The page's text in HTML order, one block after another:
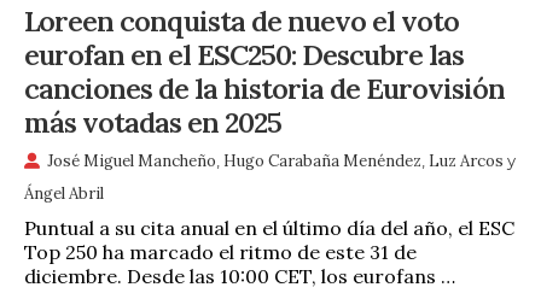
Loreen conquista de nuevo el voto
eurofan en el ESC250: Descubre las
canciones de la historia de Eurovisión
más votadas en 2025
José Miguel Mancheño Hugo Carabaña Menéndez Luz Arcos y
Ángel Abril
Puntual a su cita anual en el último día del año, el ESC
Top 250 ha marcado el ritmo de este 31 de
diciembre. Desde las 10:00 CET, los eurofans …